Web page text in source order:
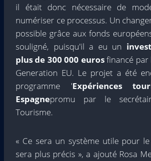
il était donc nécessaire de
numériser ce processus. Un
possible grâce aux fonds
souligné, puisqu'il a eu un
plus de 300 000 eurosfinancé par
Generation EU. Le projet a été
programme 'Expériences
Espagnepromu par le
Tourisme.
« Ce sera un système utile pour
sera plus précis », a ajouté Rosa